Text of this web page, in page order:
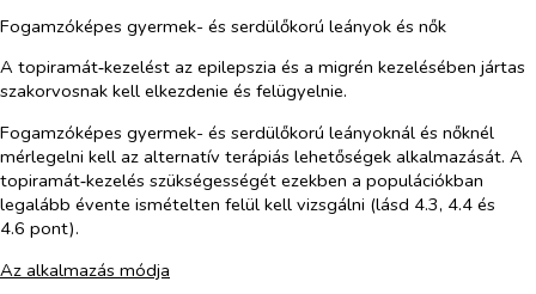
Fogamzóképes gyermek- és serdülőkorú leányok és nők
A topiramát‑kezelést az epilepszia és a migrén kezelésében jártas
szakorvosnak kell elkezdenie és felügyelnie.
Fogamzóképes gyermek- és serdülőkorú leányoknál és nőknél
mérlegelni kell az alternatív terápiás lehetőségek alkalmazását. A
topiramát‑kezelés szükségességét ezekben a populációkban
legalább évente ismételten felül kell vizsgálni (lásd 4.3, 4.4 és
4.6 pont).
Az alkalmazás módja